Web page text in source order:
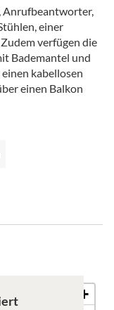
einer
verfügen die
Bademantel und
kabellosen
einen Balkon
+